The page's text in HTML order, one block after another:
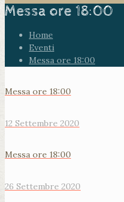
Messa ore 18:00
Home
Eventi
Messa ore 18:00
Messa ore 18:00
12 Settembre 2020
Messa ore 18:00
26 Settembre 2020